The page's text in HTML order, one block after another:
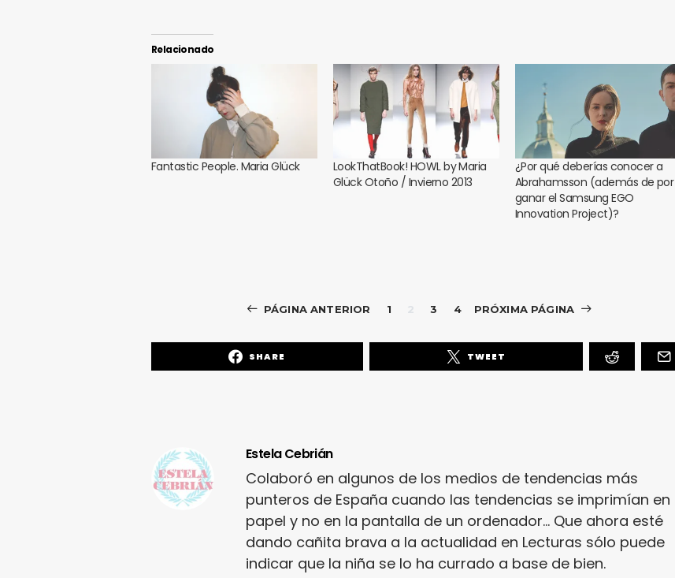
Relacionado
Fantastic People. Maria Glück
LookThatBook! HOWL by Maria
Glück Otoño / Invierno 2013
¿Por qué deberías conocer a
Abrahamsson (además de por
ganar el Samsung EGO
Innovation Project)?
PÁGINA ANTERIOR 1 2 3 4 PRÓXIMA PÁGINA
SHARE TWEET
Estela Cebrián
Colaboró en algunos de los medios de tendencias más
punteros de España cuando las tendencias se imprimían en
papel y no en la pantalla de un ordenador... Que ahora esté
dando cañita brava a la actualidad en Lecturas sólo puede
indicar que la niña se lo ha currado a base de bien.